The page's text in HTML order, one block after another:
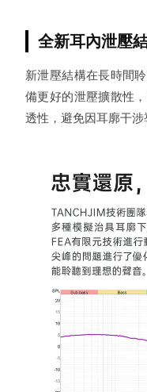
全新耳內泄壓
新泄壓結構在長時間
備更好的泄壓擴散性
透性，避免因耳廓干涉